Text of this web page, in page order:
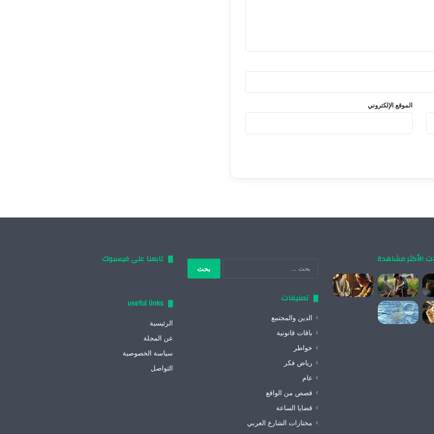
الموقع الإلكتروني
الأكثر مشاهدة
تصنيفات
الدين والمجتمع
باقات قانونية
خواطر
رياض فكر
عام
قصص من الواقع
قضايا الساعة
مختارات الشارع العربي
تابعنا على فيسبوك
useful links
الرئيسية
عن المجلة
سياسة الخصوصية
التواصل